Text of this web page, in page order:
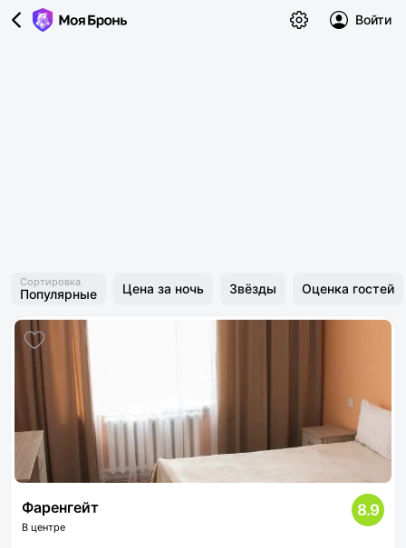
Войти
Сортировка
Популярные Цена за ночь Звёзды Оценка гостей
Фаренгейт
В центре
8.9